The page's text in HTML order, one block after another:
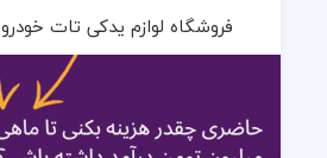
فروشگاه لوازم یدکی تات خودرو